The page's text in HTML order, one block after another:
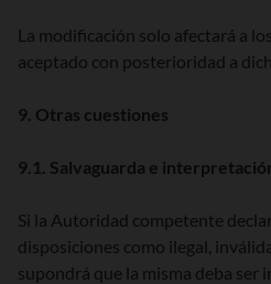
La modificación solo afectará a
aceptado con posterioridad a
9. Otras cuestiones
9.1. Salvaguarda e
Si la Autoridad competente
disposiciones como ilegal,
supondrá que la misma deba ser